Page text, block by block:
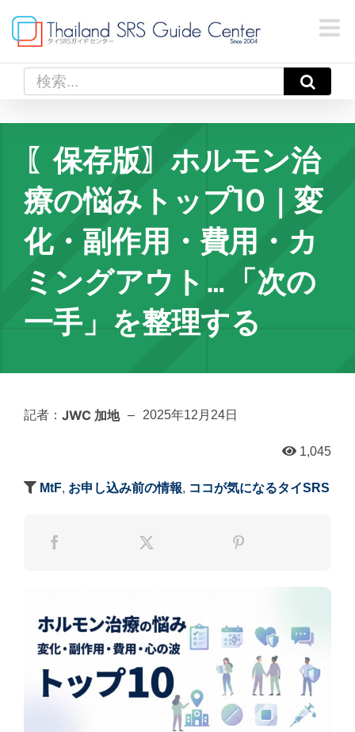
content
索
〖保存版〗ホルモン治
療の悩みトップ10｜変
化・副作用・費用・カ
ミングアウト…「次の
一手」を整理する
記者： JWC 加地 – 2025年12月24日
1,045
MtF, お申し込み前の情報, ココが気になるタイSRS